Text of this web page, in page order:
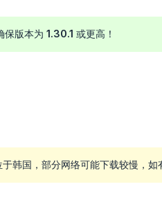
版本为 1.30.1 或更高！
韩国，部分网络可能下载较慢，如